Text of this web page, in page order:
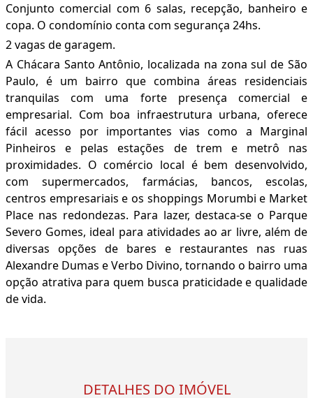
Conjunto comercial com 6 salas, recepção, banheiro e
copa. O condomínio conta com segurança 24hs.
2 vagas de garagem.
A Chácara Santo Antônio, localizada na zona sul de São
Paulo, é um bairro que combina áreas residenciais
tranquilas com uma forte presença comercial e
empresarial. Com boa infraestrutura urbana, oferece
fácil acesso por importantes vias como a Marginal
Pinheiros e pelas estações de trem e metrô nas
proximidades. O comércio local é bem desenvolvido,
com supermercados, farmácias, bancos, escolas,
centros empresariais e os shoppings Morumbi e Market
Place nas redondezas. Para lazer, destaca-se o Parque
Severo Gomes, ideal para atividades ao ar livre, além de
diversas opções de bares e restaurantes nas ruas
Alexandre Dumas e Verbo Divino, tornando o bairro uma
opção atrativa para quem busca praticidade e qualidade
de vida.
DETALHES DO IMÓVEL